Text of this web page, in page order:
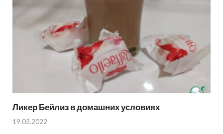
Ликер Бейлиз в домашних условиях
19.03.2022